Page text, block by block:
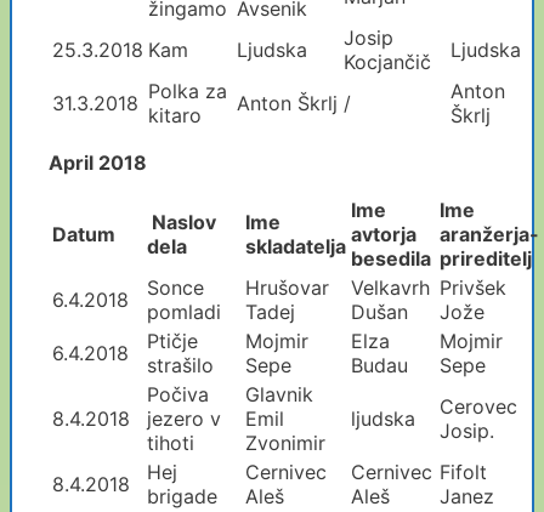
žingamo Avsenik
25.3.2018 Kam Ljudska
Josip
Kocjančič
Ljudska
31.3.2018 Polka za
kitaro
Anton Škrlj /
Anton
Škrlj
April 2018
Datum
Naslov
dela
Ime
skladatelja
Ime
avtorja
besedila
Ime
aranžerja-
prireditelj
6.4.2018
Sonce
pomladi
Hrušovar
Tadej
Velkavrh
Dušan
Privšek
Jože
6.4.2018
Ptičje
strašilo
Mojmir
Sepe
Elza
Budau
Mojmir
Sepe
8.4.2018
Počiva
jezero v
tihoti
Glavnik
Emil
Zvonimir
ljudska
Cerovec
Josip.
8.4.2018
Hej
brigade
Cernivec
Aleš
Cernivec
Aleš
Fifolt
Janez